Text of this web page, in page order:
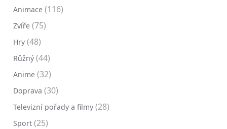
Animace (116)
Zvíře (75)
Hry (48)
Růžný (44)
Anime (32)
Doprava (30)
Televizní pořady a filmy (28)
Sport (25)